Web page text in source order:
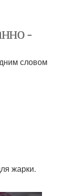
-
словом
жарки.